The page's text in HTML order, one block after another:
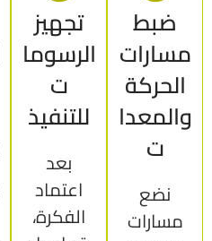
ضبط
مسارات
الحركة
والمعدا
ت
نضع
مسارات
تجهيز
الرسوما
ت
للتنفيذ
بعد
اعتماد
الفكرة،